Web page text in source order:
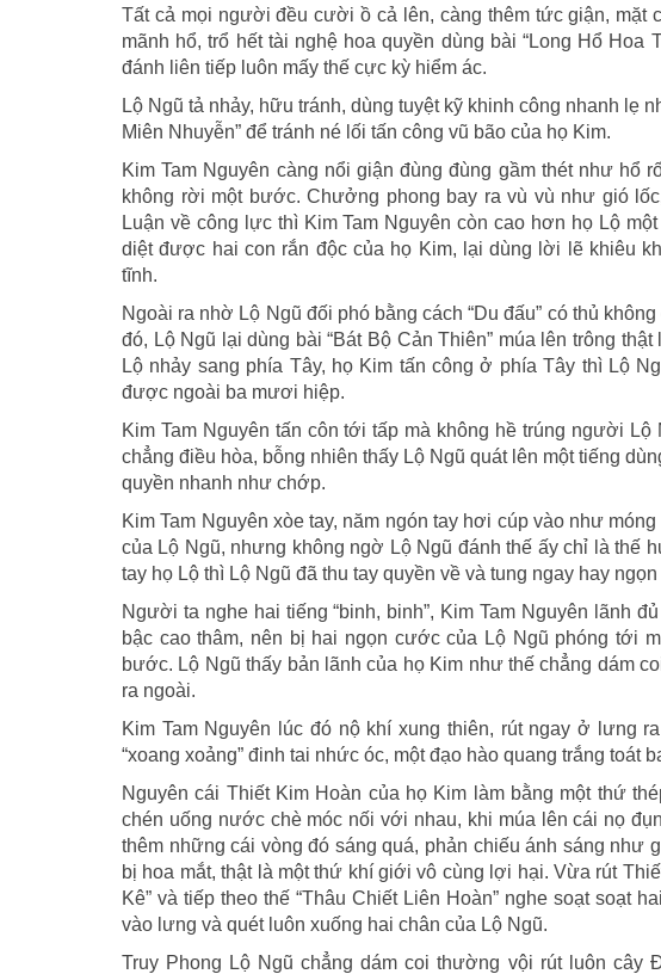
Tất cả mọi người đều cười ồ cả lên, càng thêm tức giận, mặt
mãnh hổ, trổ hết tài nghệ hoa quyền dùng bài “Long Hổ
đánh liên tiếp luôn mấy thế cực kỳ hiểm ác.
Lộ Ngũ tả nhảy, hữu tránh, dùng tuyệt kỹ khinh công nhanh lẹ
Miên Nhuyễn” để tránh né lối tấn công vũ bão của họ Kim.
Kim Tam Nguyên càng nổi giận đùng đùng gầm thét như hổ
không rời một bước. Chưởng phong bay ra vù vù như gió
Luận về công lực thì Kim Tam Nguyên còn cao hơn họ Lộ
diệt được hai con rắn độc của họ Kim, lại dùng lời lẽ khiêu
tĩnh.
Ngoài ra nhờ Lộ Ngũ đối phó bằng cách “Du đấu” có thủ
đó, Lộ Ngũ lại dùng bài “Bát Bộ Cản Thiên” múa lên trông
Lộ nhảy sang phía Tây, họ Kim tấn công ở phía Tây thì Lộ
được ngoài ba mươi hiệp.
Kim Tam Nguyên tấn côn tới tấp mà không hề trúng người
chẳng điều hòa, bỗng nhiên thấy Lộ Ngũ quát lên một tiếng
quyền nhanh như chớp.
Kim Tam Nguyên xòe tay, năm ngón tay hơi cúp vào như
của Lộ Ngũ, nhưng không ngờ Lộ Ngũ đánh thế ấy chỉ là thế
tay họ Lộ thì Lộ Ngũ đã thu tay quyền về và tung ngay hay
Người ta nghe hai tiếng “binh, binh”, Kim Tam Nguyên lãnh
bậc cao thâm, nên bị hai ngọn cước của Lộ Ngũ phóng tới
bước. Lộ Ngũ thấy bản lãnh của họ Kim như thế chẳng dám
ra ngoài.
Kim Tam Nguyên lúc đó nộ khí xung thiên, rút ngay ở lưng
“xoang xoảng” đinh tai nhức óc, một đạo hào quang trắng toát
Nguyên cái Thiết Kim Hoàn của họ Kim làm bằng một thứ
chén uống nước chè móc nối với nhau, khi múa lên cái nọ
thêm những cái vòng đó sáng quá, phản chiếu ánh sáng như
bị hoa mắt, thật là một thứ khí giới vô cùng lợi hại. Vừa rút
Kê” và tiếp theo thế “Thâu Chiết Liên Hoàn” nghe soạt soạt
vào lưng và quét luôn xuống hai chân của Lộ Ngũ.
Truy Phong Lộ Ngũ chẳng dám coi thường vội rút luôn cây